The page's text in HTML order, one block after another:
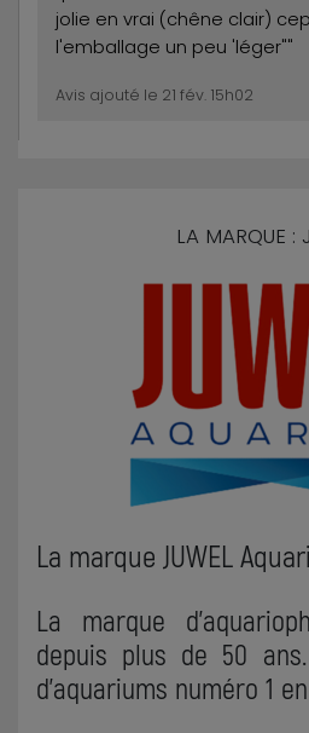
jolie en vrai (chêne clair)
l'emballage un peu 'léger""
Avis ajouté le 21 fév. 15h02
LA MARQUE :
La marque JUWEL
La marque
depuis plus de 50
d'aquariums numéro 1